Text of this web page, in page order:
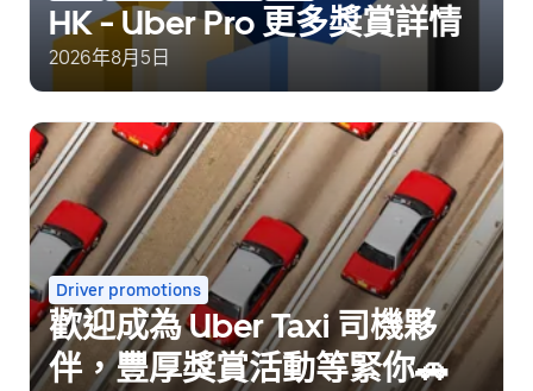
HK - Uber Pro 更多獎賞詳情
2026年8月5日
Driver promotions
歡迎成為 Uber Taxi 司機夥
伴，豐厚獎賞活動等緊你🚗